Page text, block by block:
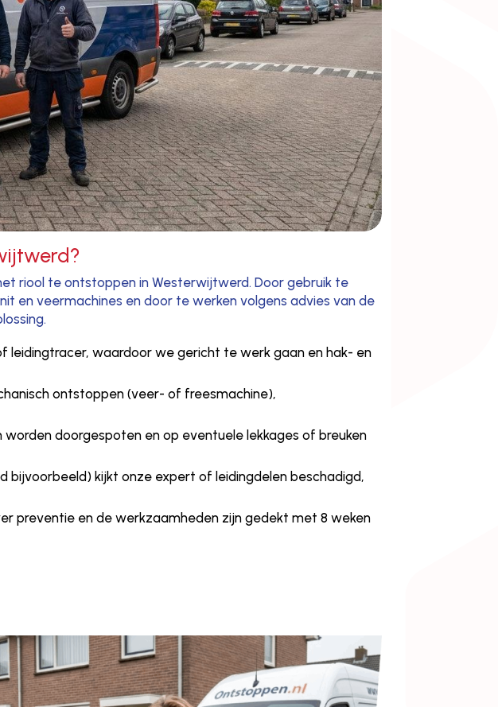
riool te ontstoppen in Westerwijtwerd. Door gebruik te
en veermachines en door te werken volgens advies van de
leidingtracer, waardoor we gericht te werk gaan en hak- en
ontstoppen (veer- of freesmachine),
doorgespoten en op eventuele lekkages of breuken
bijvoorbeeld) kijkt onze expert of leidingdelen beschadigd,
preventie en de werkzaamheden zijn gedekt met 8 weken